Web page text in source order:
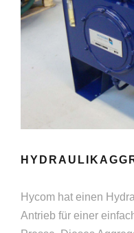
Hycom hat einen
Antrieb für einer